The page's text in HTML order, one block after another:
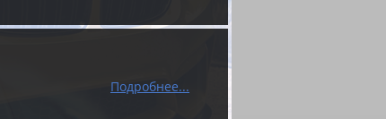
Подробнее...